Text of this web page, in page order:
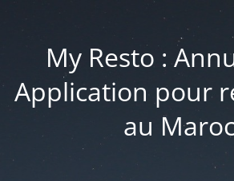
My Resto :
Application pour
au Maroc